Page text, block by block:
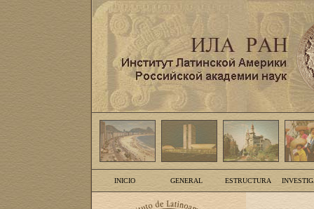
INICIO GENERAL ESTRUCTURA